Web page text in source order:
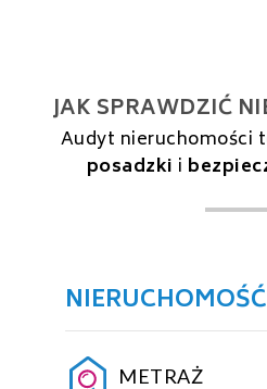
JAK SPRAWDZIĆ
Audyt nieruchomości
posadzki i
NIERUCHOMOŚĆ
METRAŻ